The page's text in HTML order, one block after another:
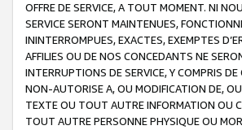
OFFRE DE SERVICE, A TOUT MOMENT. NI
SERVICE SERONT MAINTENUES,
ININTERROMPUES, EXACTES, EXEMPTES
AFFILIES OU DE NOS CONCEDANTS NE
INTERRUPTIONS DE SERVICE, Y COMPRIS
NON-AUTORISE A, OU MODIFICATION DE,
TEXTE OU TOUT AUTRE INFORMATION OU
TOUT AUTRE PERSONNE PHYSIQUE OU